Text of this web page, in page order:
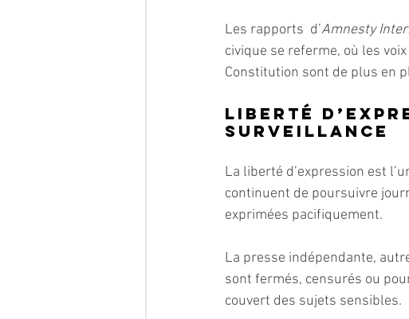
Les rapports  d’Amnesty
civique se referme, où les
Constitution sont de plus en
Liberté
surveillance
La liberté d’expression est
continuent de poursuivre
exprimées pacifiquement.
La presse indépendante,
sont fermés, censurés ou
couvert des sujets sensibles.